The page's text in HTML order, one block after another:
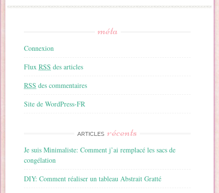
méta
Connexion
FluxRSS des articles
RSS des commentaires
Site de WordPress-FR
ARTICLES récents
Je suis Minimaliste: Comment j’ai remplacé les sacs de
congélation
DIY: Comment réaliser un tableau Abstrait Gratté